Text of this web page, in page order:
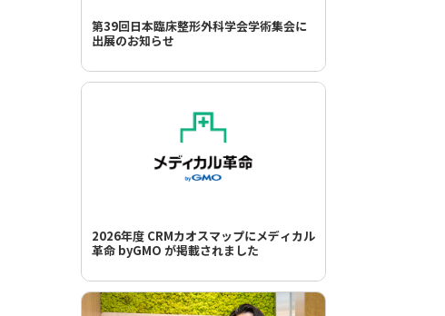
第39回日本臨床整形外科学会学術集会に
出展のお知らせ
2026年度 CRMカオスマップにメディカル
革命 byGMO が掲載されました